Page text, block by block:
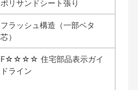
ポリサンドシート張り
フラッシュ構造（一部ベタ
芯）
F☆☆☆☆ 住宅部品表示ガイ
ドライン